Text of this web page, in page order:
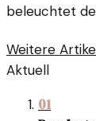
beleuchtet
Weitere
Aktuell
01